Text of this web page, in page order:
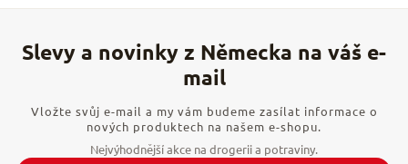
Vložte svůj e-mail a my vám budeme zasílat informace o
nových produktech na našem e-shopu.